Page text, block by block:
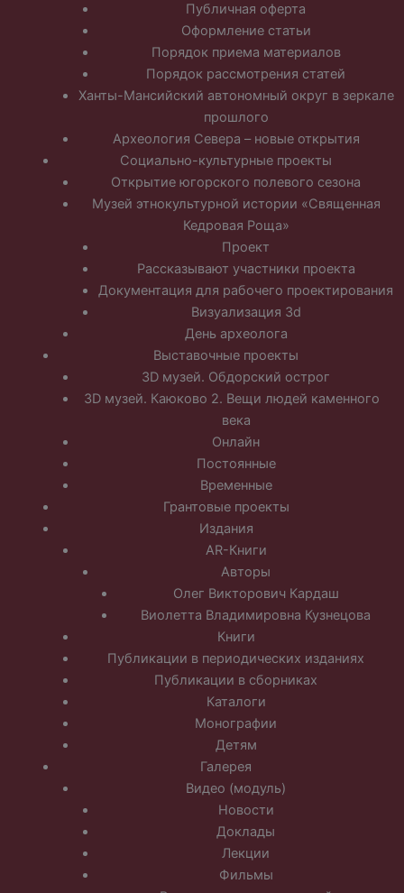
Публичная оферта
Оформление статьи
Порядок приема материалов
Порядок рассмотрения статей
Ханты-Мансийский автономный округ в зеркале
прошлого
Археология Севера – новые открытия
Социально-культурные проекты
Открытие югорского полевого сезона
Музей этнокультурной истории «Священная
Кедровая Роща»
Проект
Рассказывают участники проекта
Документация для рабочего проектирования
Визуализация 3d
День археолога
Выставочные проекты
3D музей. Обдорский острог
3D музей. Каюково 2. Вещи людей каменного
века
Онлайн
Постоянные
Временные
Грантовые проекты
Издания
AR-Книги
Авторы
Олег Викторович Кардаш
Виолетта Владимировна Кузнецова
Книги
Публикации в периодических изданиях
Публикации в сборниках
Каталоги
Монографии
Детям
Галерея
Видео (модуль)
Новости
Доклады
Лекции
Фильмы